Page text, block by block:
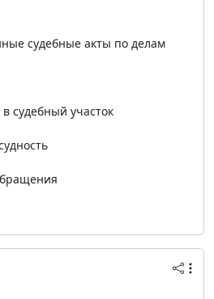
судебные акты по делам
судебный участок